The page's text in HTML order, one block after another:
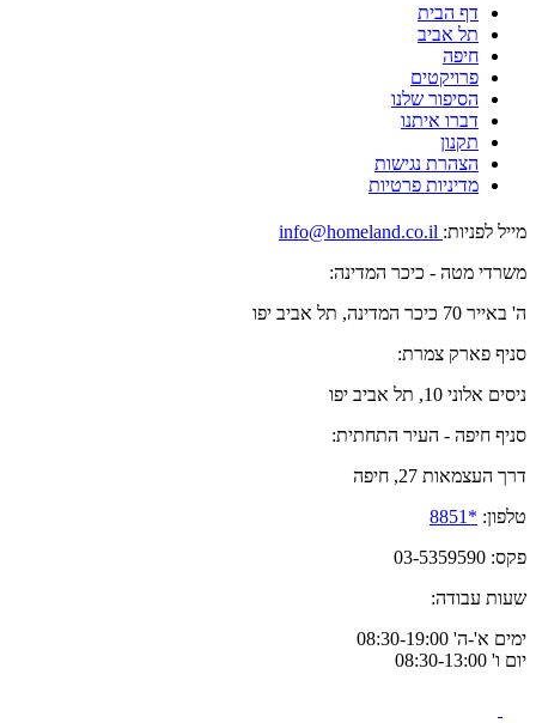
דף הבית
תל אביב
חיפה
פרויקטים
הסיפור שלנו
דברו איתנו
תקנון
הצהרת נגישות
מדיניות פרטיות
מייל לפניות:
משרדי מטה - כיכר המדינה:
ה' באייר 70 כיכר המדינה, תל אביב יפו
סניף פארק צמרת:
ניסים אלוני 10, תל אביב יפו
סניף חיפה - העיר התחתית:
דרך העצמאות 27, חיפה
טלפון: *8851
פקס: 03-5359590
שעות עבודה:
ימים א'-ה' 08:30-19:00
יום ו' 08:30-13:00